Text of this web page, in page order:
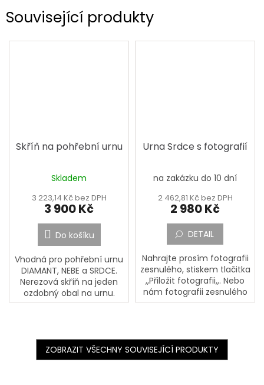
Související produkty
Skříň na pohřební urnu
Skladem
3 223,14 Kč bez DPH
3 900 Kč
Do košíku
Vhodná pro pohřební urnu
DIAMANT, NEBE a SRDCE.
Nerezová skříň na jeden
ozdobný obal na urnu.
Skříňka se obvykle
zrcadlo....
Urna Srdce s fotografií
na zakázku do 10 dní
2 462,81 Kč bez DPH
2 980 Kč
DETAIL
Nahrajte prosím fotografii
zesnulého, stiskem tlačitka
,,Přiložit fotografii,,. Nebo
nám fotografii zesnulého
pošlete poštou na adresu:
133,...
ZOBRAZIT VŠECHNY SOUVISEJÍCÍ PRODUKTY